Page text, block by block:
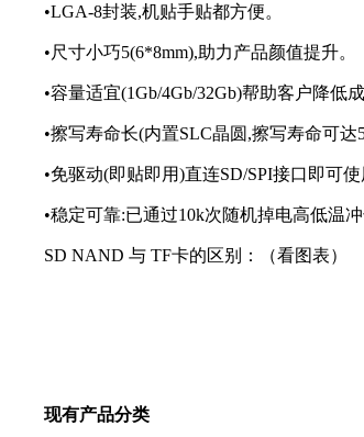
•LGA-8封装,机贴手贴都方便。
•尺寸小巧5(6*8mm),助力产品颜值提升。
•容量适宜(1Gb/4Gb/32Gb)帮助客户降低成
•擦写寿命长(内置SLC晶圆,擦写寿命可达
•免驱动(即贴即用)直连SD/SPI接口即可使
•稳定可靠:已通过10k次随机掉电高低温冲
SD NAND 与 TF卡的区别：（看图表）
现有产品分类